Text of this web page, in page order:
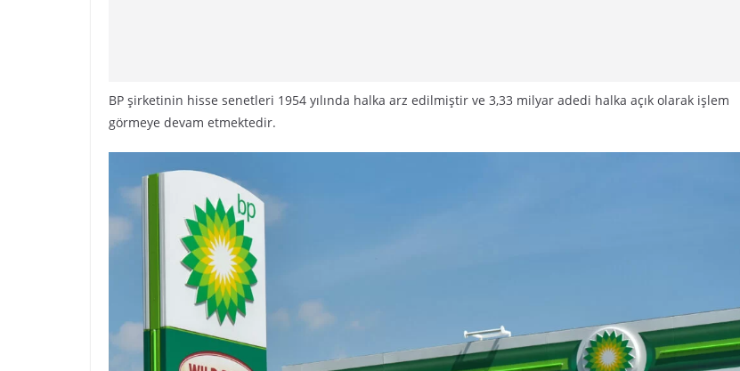
BP şirketinin hisse senetleri 1954 yılında halka arz edilmiştir ve 3,33 milyar adedi halka açık olarak işlem
görmeye devam etmektedir.